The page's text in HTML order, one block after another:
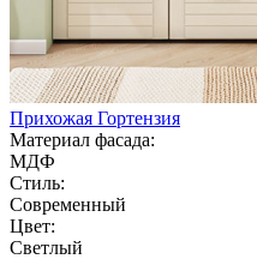
Прихожая Гортензия
Материал фасада:
МДФ
Стиль:
Современный
Цвет:
Светлый